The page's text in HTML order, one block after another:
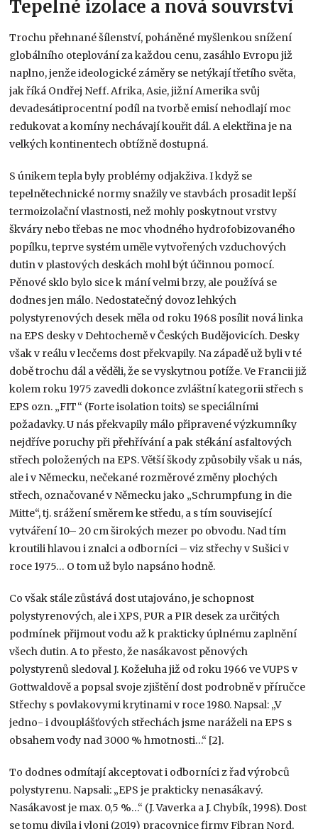
Tepelné izolace a nová souvrství
Trochu přehnané šílenství, poháněné myšlenkou snížení
globálního oteplování za každou cenu, zasáhlo Evropu již
naplno, jenže ideologické záměry se netýkají třetího světa,
jak říká Ondřej Neff. Afrika, Asie, jižní Amerika svůj
devadesátiprocentní podíl na tvorbě emisí nehodlají moc
redukovat a komíny nechávají kouřit dál. A elektřina je na
velkých kontinentech obtížně dostupná.
S únikem tepla byly problémy odjakživa. I když se
tepelnětechnické normy snažily ve stavbách prosadit lepší
termoizolační vlastnosti, než mohly poskytnout vrstvy
škváry nebo třebas ne moc vhodného hydrofobizovaného
popílku, teprve systém uměle vytvořených vzduchových
dutin v plastových deskách mohl být účinnou pomocí.
Pěnové sklo bylo sice k mání velmi brzy, ale používá se
dodnes jen málo. Nedostatečný dovoz lehkých
polystyrenových desek měla od roku 1968 posílit nová linka
na EPS desky v Dehtochemě v Českých Budějovicích. Desky
však v reálu v lecčems dost překvapily. Na západě už byli v té
době trochu dál a věděli, že se vyskytnou potíže. Ve Francii již
kolem roku 1975 zavedli dokonce zvláštní kategorii střech s
EPS ozn. „FIT“ (Forte isolation toits) se speciálními
požadavky. U nás překvapily málo připravené výzkumníky
nejdříve poruchy při přehřívání a pak stékání asfaltových
střech položených na EPS. Větší škody způsobily však u nás,
ale i v Německu, nečekané rozměrové změny plochých
střech, označované v Německu jako „Schrumpfung in die
Mitte“, tj. srážení směrem ke středu, a s tím související
vytváření 10– 20 cm širokých mezer po obvodu. Nad tím
kroutili hlavou i znalci a odborníci – viz střechy v Sušici v
roce 1975… O tom už bylo napsáno hodně.
Co však stále zůstává dost utajováno, je schopnost
polystyrenových, ale i XPS, PUR a PIR desek za určitých
podmínek přijmout vodu až k prakticky úplnému zaplnění
všech dutin. A to přesto, že nasákavost pěnových
polystyrenů sledoval J. Koželuha již od roku 1966 ve VUPS v
Gottwaldově a popsal svoje zjištění dost podrobně v příručce
Střechy s povlakovymi krytinami v roce 1980. Napsal: „V
jedno- i dvouplášťových střechách jsme naráželi na EPS s
obsahem vody nad 3000 % hmotnosti…“ [2].
To dodnes odmítají akceptovat i odborníci z řad výrobců
polystyrenu. Napsali: „EPS je prakticky nenasákavý.
Nasákavost je max. 0,5 %…“ (J. Vaverka a J. Chybík, 1998). Dost
se tomu divila i vloni (2019) pracovnice firmy Fibran Nord,